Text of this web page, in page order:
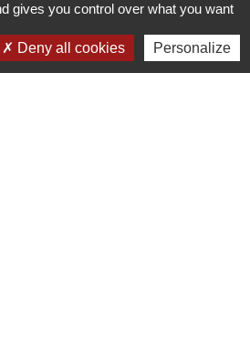
du secrétariat
: Sur RDV
gives you control over what you want
Deny all cookies Personalize